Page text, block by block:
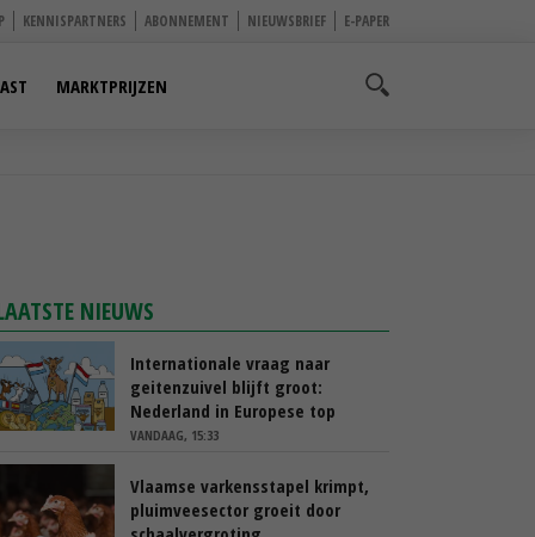
KENNISPARTNERS ABONNEMENT NIEUWSBRIEF E-PAPER
MARKTPRIJZEN
NIEUWS
Internationale vraag naar
geitenzuivel blijft groot:
Nederland in Europese top
VANDAAG, 15:33
Vlaamse varkensstapel krimpt,
pluimveesector groeit door